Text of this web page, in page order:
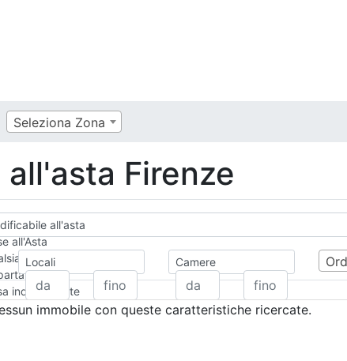
Seleziona Zona
Firenze
all'asta
all'Asta
indipendente
Semi-indipendente
Locali Camere
immobile con queste caratteristiche ricercate.